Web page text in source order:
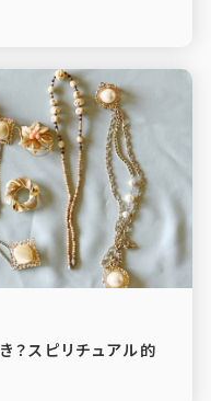
？スピリチュアル的